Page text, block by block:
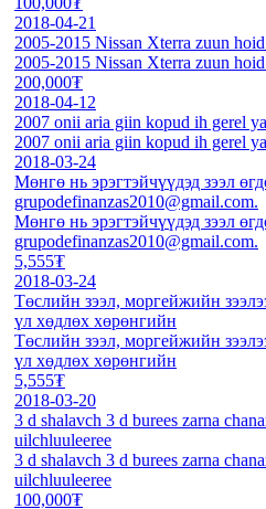
2018-04-21
2005-2015 Nissan Xterra zuun
2005-2015 Nissan Xterra zuun
200,000₮
2018-04-12
2007 onii aria giin kopud ih gerel
2007 onii aria giin kopud ih gerel
2018-03-24
Мөнгө нь эрэгтэйчүүдэд зээл
grupodefinanzas2010@gmail.com.
Мөнгө нь эрэгтэйчүүдэд зээл
grupodefinanzas2010@gmail.com.
5,555₮
2018-03-24
Төслийн зээл, моргейжийн
үл хөдлөх хөрөнгийн
Төслийн зээл, моргейжийн
үл хөдлөх хөрөнгийн
5,555₮
2018-03-20
3 d shalavch 3 d burees zarna
uilchluuleeree
3 d shalavch 3 d burees zarna
uilchluuleeree
100,000₮